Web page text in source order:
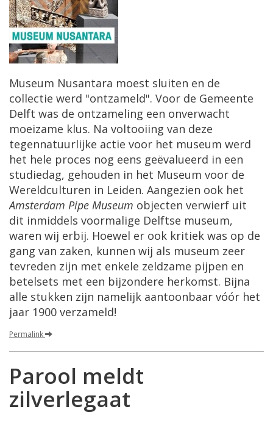
Museum Nusantara moest sluiten en de
collectie werd "ontzameld". Voor de Gemeente
Delft was de ontzameling een onverwacht
moeizame klus. Na voltooiing van deze
tegennatuurlijke actie voor het museum werd
het hele proces nog eens geëvalueerd in een
studiedag, gehouden in het Museum voor de
Wereldculturen in Leiden. Aangezien ook het
Amsterdam Pipe Museum objecten verwierf uit
dit inmiddels voormalige Delftse museum,
waren wij erbij. Hoewel er ook kritiek was op de
gang van zaken, kunnen wij als museum zeer
tevreden zijn met enkele zeldzame pijpen en
betelsets met een bijzondere herkomst. Bijna
alle stukken zijn namelijk aantoonbaar vóór het
jaar 1900 verzameld!
Permalink
Parool meldt
zilverlegaat